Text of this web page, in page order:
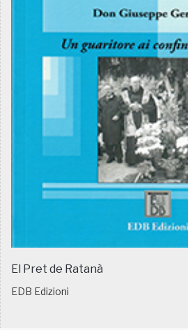
El Pret de Ratanà
EDB Edizioni